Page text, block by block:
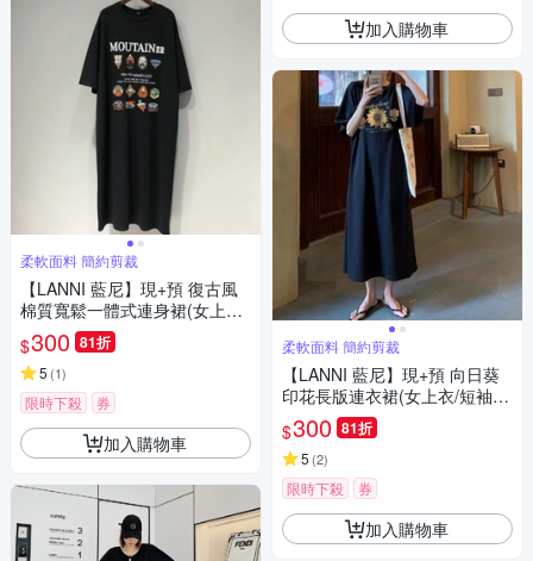
柔軟面料 簡約剪裁
【LANNI 藍尼】現+預 復古風
棉質寬鬆一體式連身裙(女上衣/
短袖/連衣裙)
$300 81折
5 (1)
限時下殺 券
加入購物車
加入購物車
柔軟面料 簡約剪裁
【LANNI 藍尼】現+預 向日葵
印花長版連衣裙(女上衣/短袖/
休閒)
$300 81折
5 (2)
限時下殺 券
加入購物車